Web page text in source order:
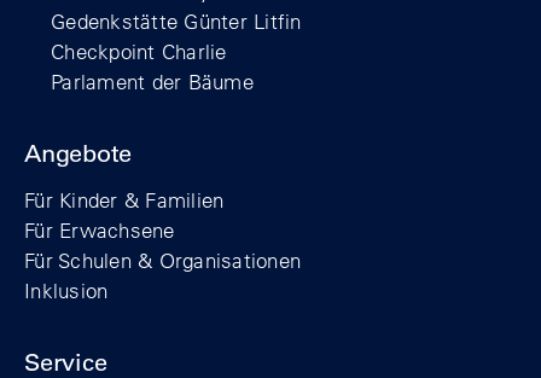
Gedenkstätte Günter Litfin
Checkpoint Charlie
Parlament der Bäume
Angebote
Für Kinder & Familien
Für Erwachsene
Für Schulen & Organisationen
Inklusion
Service